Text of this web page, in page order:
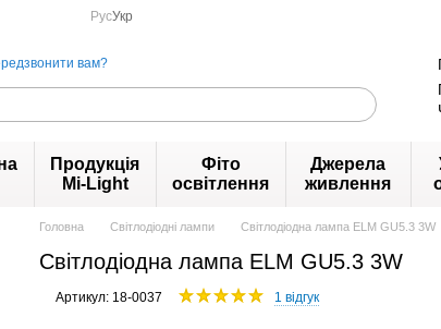
РусУкр
вам?
Продукція
Mi-Light
Фіто
освітлення
Джерела
живлення
Головна Світлодіодні лампи Світлодіодна лампа ELM GU5.3 3W
Світлодіодна лампа ELM GU5.3 3W
Артикул: 18-0037 1 відгук